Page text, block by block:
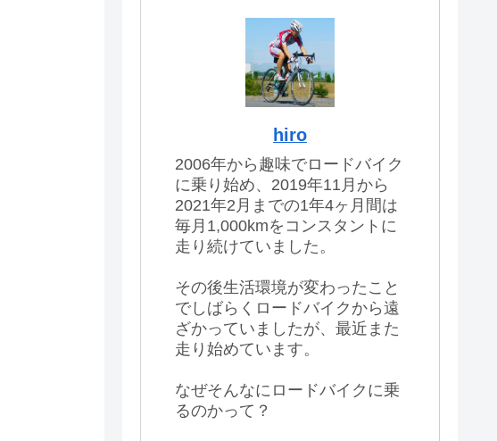
hiro
2006年から趣味でロードバイク
に乗り始め、2019年11月から
2021年2月までの1年4ヶ月間は
毎月1,000kmをコンスタントに
走り続けていました。
その後生活環境が変わったこと
でしばらくロードバイクから遠
ざかっていましたが、最近また
走り始めています。
なぜそんなにロードバイクに乗
るのかって？